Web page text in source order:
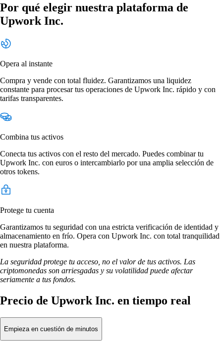
Por qué elegir nuestra plataforma de
Upwork Inc.
Opera al instante
Compra y vende con total fluidez. Garantizamos una liquidez
constante para procesar tus operaciones de Upwork Inc. rápido y con
tarifas transparentes.
Combina tus activos
Conecta tus activos con el resto del mercado. Puedes combinar tu
Upwork Inc. con euros o intercambiarlo por una amplia selección de
otros tokens.
Protege tu cuenta
Garantizamos tu seguridad con una estricta verificación de identidad y
almacenamiento en frío. Opera con Upwork Inc. con total tranquilidad
en nuestra plataforma.
La seguridad protege tu acceso, no el valor de tus activos. Las
criptomonedas son arriesgadas y su volatilidad puede afectar
seriamente a tus fondos.
Precio de Upwork Inc. en tiempo real
Empieza en cuestión de minutos